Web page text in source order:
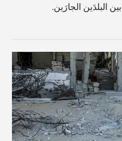
البلدَين الجارَين.